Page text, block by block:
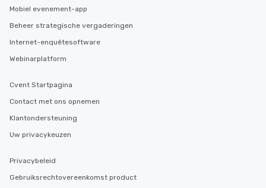
Mobiel evenement-app
Beheer strategische vergaderingen
Internet-enquêtesoftware
Webinarplatform
Cvent Startpagina
Contact met ons opnemen
Klantondersteuning
Uw privacykeuzen
Privacybeleid
Gebruiksrechtovereenkomst product